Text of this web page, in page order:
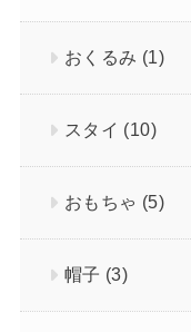
おくるみ (1)
スタイ (10)
おもちゃ (5)
帽子 (3)